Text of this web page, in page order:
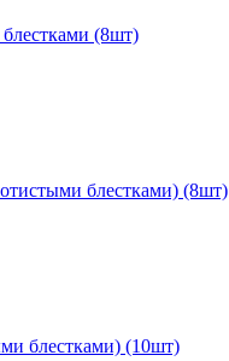
(8шт)
блестками) (8шт)
блестками) (10шт)